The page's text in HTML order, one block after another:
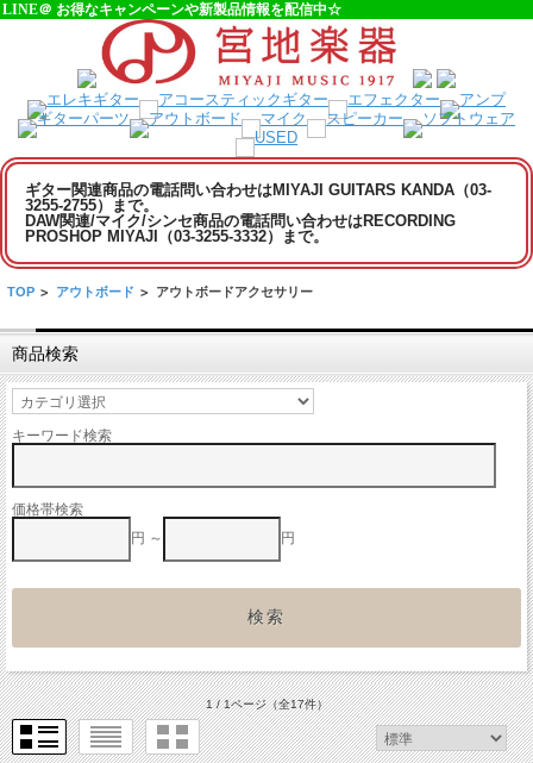
LINE＠ お得なキャンペーンや新製品情報を配信中☆
ギター関連商品の電話問い合わせはMIYAJI GUITARS KANDA（03-
3255-2755）まで。
DAW関連/マイク/シンセ商品の電話問い合わせはRECORDING
PROSHOP MIYAJI（03-3255-3332）まで。
TOP > アウトボード > アウトボードアクセサリー
商品検索
キーワード検索
価格帯検索
円 ～
円
1 / 1ページ（全17件）